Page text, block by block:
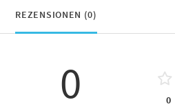
REZENSIONEN (0)
0 0